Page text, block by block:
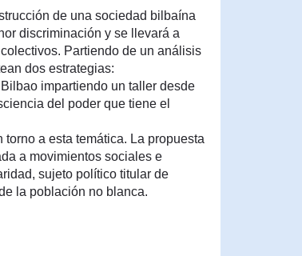
de una sociedad bilbaína
discriminación y se llevará a
Partiendo de un análisis
dos estrategias:
impartiendo un taller desde
del poder que tiene el
a esta temática. La propuesta
a movimientos sociales e
sujeto político titular de
la población no blanca.